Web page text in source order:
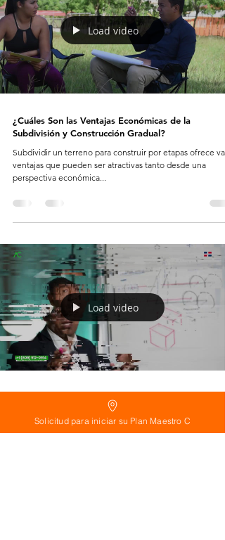
Load video
¿Cuáles Son las Ventajas Económicas de la
Subdivisión y Construcción Gradual?
Subdividir un terreno para construir por etapas ofrece
ventajas que pueden ser atractivas tanto desde una
perspectiva económica...
Load video
Invertir o Vivir: Las Mejores Ciudades de la
Dominicana que Debes Conocer
La elección de las mejores ciudades en la República
Solicitud para iniciar su Plan Maestro C